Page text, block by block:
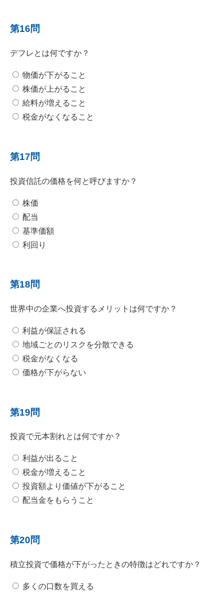
第16問
デフレとは何ですか？
物価が下がること
株価が上がること
給料が増えること
税金がなくなること
第17問
投資信託の価格を何と呼びますか？
株価
配当
基準価額
利回り
第18問
世界中の企業へ投資するメリットは何ですか？
利益が保証される
地域ごとのリスクを分散できる
税金がなくなる
価格が下がらない
第19問
投資で元本割れとは何ですか？
利益が出ること
税金が増えること
投資額より価値が下がること
配当金をもらうこと
第20問
積立投資で価格が下がったときの特徴はどれですか？
多くの口数を買える